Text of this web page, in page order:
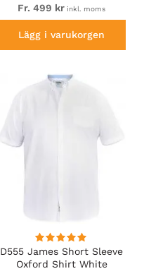
Fr. 499 kr inkl. moms
Lägg i varukorgen
D555 James Short Sleeve
Oxford Shirt White